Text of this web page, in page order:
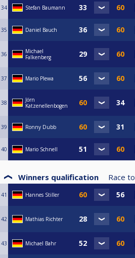
34 Stefan Baumann
35 Daniel Bauch
36
Michael
Falkenberg
37 Mario Plewa
38
Jörn
Katzenellenbogen
39 Ronny Dubb
40 Mario Schnell
Winners qualification Race to
41 Hannes Stiller
42 Mathias Richter
43 Michael Bahr